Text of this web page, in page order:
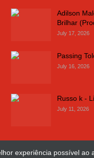
experiência possível ao
Adilson
Brilhar
July 17, 2026
Passing
July 16, 2026
Russo k -
July 11, 2026